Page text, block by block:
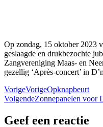
Op zondag, 15 oktober 2023
geslaagde en drukbezochte
Zangvereniging Maas- en
gezellig ‘Après-concert’ in
VorigeVorigeOpknapbeurt
VolgendeZonnepanelen voor
Geef een reactie